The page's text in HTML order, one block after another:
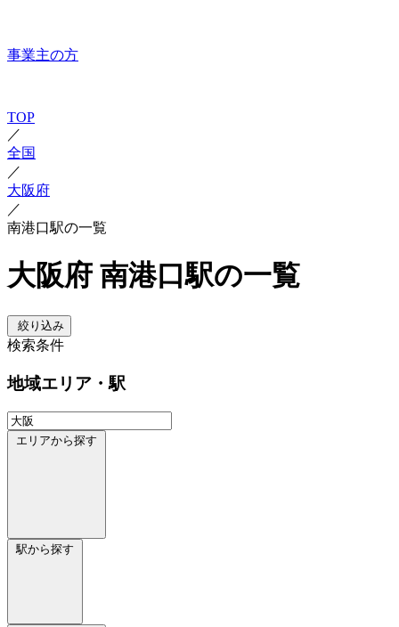
事業主の方
TOP
／
全国
／
大阪府
／
南港口駅の一覧
大阪府 南港口駅の一覧
絞り込み
検索条件
地域エリア・駅
エリアから探す
駅から探す